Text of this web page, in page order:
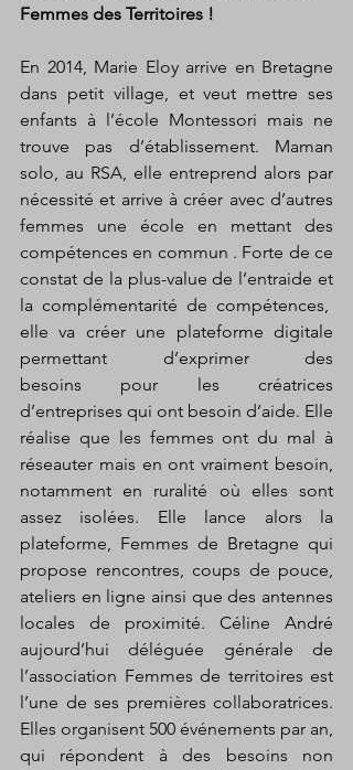
Femmes des Territoires !
En 2014, Marie Eloy arrive en Bretagne
dans petit village, et veut mettre ses
enfants à l’école Montessori mais ne
trouve pas d’établissement. Maman
solo, au RSA, elle entreprend alors par
nécessité et arrive à créer avec d’autres
femmes une école en mettant des
compétences en commun . Forte de ce
constat de la plus-value de l’entraide et
la complémentarité de compétences,
elle va créer une plateforme digitale
permettant d’exprimer des
besoins pour les créatrices
d’entreprises qui ont besoin d’aide. Elle
réalise que les femmes ont du mal à
réseauter mais en ont vraiment besoin,
notamment en ruralité où elles sont
assez isolées. Elle lance alors la
plateforme, Femmes de Bretagne qui
propose rencontres, coups de pouce,
ateliers en ligne ainsi que des antennes
locales de proximité. Céline André
aujourd’hui déléguée générale de
l’association Femmes de territoires est
l’une de ses premières collaboratrices.
Elles organisent 500 événements par an,
qui répondent à des besoins non